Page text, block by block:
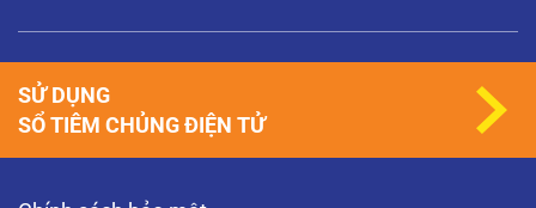
SỬ DỤNG
SỔ TIÊM CHỦNG ĐIỆN TỬ